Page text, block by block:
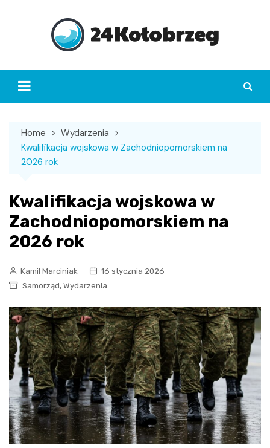
Home
Wydarzenia
Kwalifikacja wojskowa w Zachodniopomorskiem na
2026 rok
Kwalifikacja wojskowa w
Zachodniopomorskiem na
2026 rok
Kamil Marciniak
16 stycznia 2026
Samorząd, Wydarzenia